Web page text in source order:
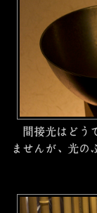
間接光はどう
ませんが、光の